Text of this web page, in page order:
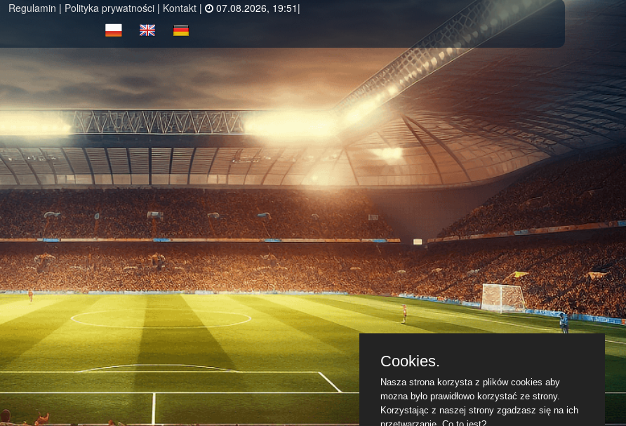
Regulamin | Polityka prywatności | Kontakt | 07.08.2026, 19:51|
Cookies.
Nasza strona korzysta z plików cookies aby
mozna było prawidłowo korzystać ze strony.
Korzystając z naszej strony zgadzasz się na ich